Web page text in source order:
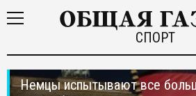
СПОРТ
Немцы испытывают все